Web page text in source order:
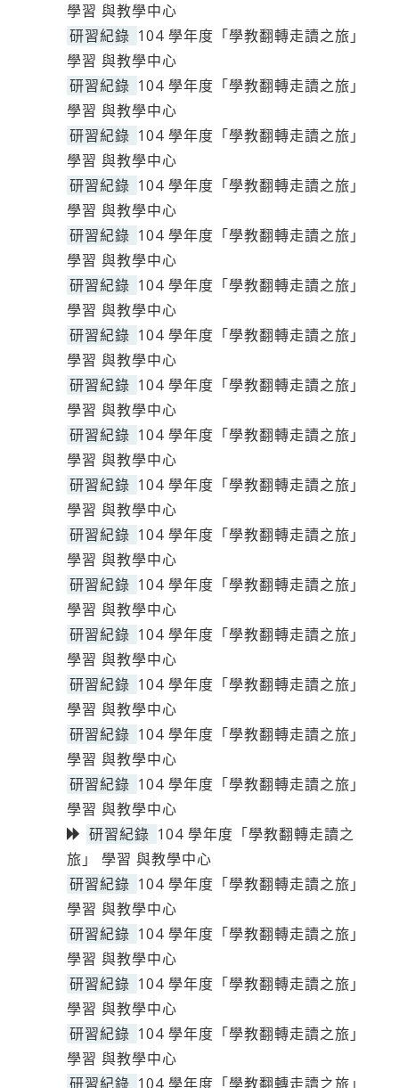
學習 與教學中心
研習紀錄 104 學年度「學教翻轉走讀之旅」
學習 與教學中心
研習紀錄 104 學年度「學教翻轉走讀之旅」
學習 與教學中心
研習紀錄 104 學年度「學教翻轉走讀之旅」
學習 與教學中心
研習紀錄 104 學年度「學教翻轉走讀之旅」
學習 與教學中心
研習紀錄 104 學年度「學教翻轉走讀之旅」
學習 與教學中心
研習紀錄 104 學年度「學教翻轉走讀之旅」
學習 與教學中心
研習紀錄 104 學年度「學教翻轉走讀之旅」
學習 與教學中心
研習紀錄 104 學年度「學教翻轉走讀之旅」
學習 與教學中心
研習紀錄 104 學年度「學教翻轉走讀之旅」
學習 與教學中心
研習紀錄 104 學年度「學教翻轉走讀之旅」
學習 與教學中心
研習紀錄 104 學年度「學教翻轉走讀之旅」
學習 與教學中心
研習紀錄 104 學年度「學教翻轉走讀之旅」
學習 與教學中心
研習紀錄 104 學年度「學教翻轉走讀之旅」
學習 與教學中心
研習紀錄 104 學年度「學教翻轉走讀之旅」
學習 與教學中心
研習紀錄 104 學年度「學教翻轉走讀之旅」
學習 與教學中心
研習紀錄 104 學年度「學教翻轉走讀之旅」
學習 與教學中心
研習紀錄 104 學年度「學教翻轉走讀之
旅」 學習 與教學中心
研習紀錄 104 學年度「學教翻轉走讀之旅」
學習 與教學中心
研習紀錄 104 學年度「學教翻轉走讀之旅」
學習 與教學中心
研習紀錄 104 學年度「學教翻轉走讀之旅」
學習 與教學中心
研習紀錄 104 學年度「學教翻轉走讀之旅」
學習 與教學中心
研習紀錄 104 學年度「學教翻轉走讀之旅」